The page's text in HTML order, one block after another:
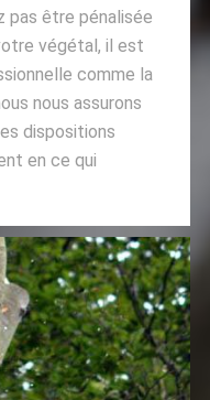
pas être pénalisée
végétal, il est
comme la
nous assurons
dispositions
en ce qui